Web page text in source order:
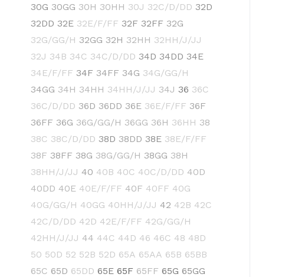
30G 30GG 30H 30HH 30J 32C/D/DD 32D
32DD 32E 32E/F/FF 32F 32FF 32G
32G/GG/H 32GG 32H 32HH 32HH/J/JJ
32J 34B 34C 34C/D/DD 34D 34DD 34E
34E/F/FF 34F 34FF 34G 34G/GG/H
34GG 34H 34HH 34HH/J/JJ 34J 36 36C
36C/D/DD 36D 36DD 36E 36E/F/FF 36F
36FF 36G 36G/GG/H 36GG 36H 36HH 38
38C 38C/D/DD 38D 38DD 38E 38E/F/FF
38F 38FF 38G 38G/GG/H 38GG 38H
38HH/J/JJ 40 40B 40C 40C/D/DD 40D
40DD 40E 40E/F/FF 40F 40FF 40G
40G/GG/H 40GG 40HH/J/JJ 42 42B 42C
42C/D/DD 42D 42E/F/FF 42G/GG/H
42HH/J/JJ 44 44C 44D 46 46C 48 48D
50 50D 52 52B 52D 65A 65AA 65B 65BB
65C 65D 65DD 65E 65F 65FF 65G 65GG